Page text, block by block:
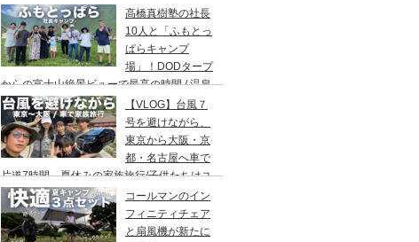
食べて。ファミリーキャンプにもキャンプデ
ートにもお勧めです。DOD＆ムラコでグル
ープキャンプ
高橋真樹塾の社長
10人と「ふもとっ
ぱらキャンプ
場」！DODタープ
からの富士山絶景ビューで最高の時間 / 温泉
の代わりにシャワー / キャンプ飯は肉にタコ
スにビール
【VLOG】台風７
号を避けながら、
東京から大阪・京
都・名古屋へ車で
片道7時間、夏休みの家族旅行/子供たちはユ
ニバーサルスタジオでパパはサウナ→清水寺
からの川床で鰻重→世界の山ちゃん
コールマンのイン
フィニティチェア
と扇風機が新たに